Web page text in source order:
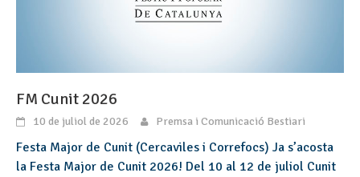
FM Cunit 2026
10 de juliol de 2026 Premsa i Comunicació Bestiari
Festa Major de Cunit (Cercaviles i Correfocs) Ja s’acosta
la Festa Major de Cunit 2026! Del 10 al 12 de juliol Cunit